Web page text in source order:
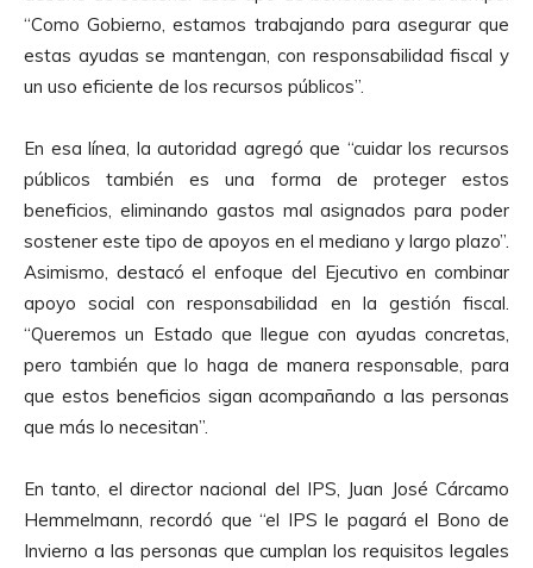
“Como Gobierno, estamos trabajando para asegurar que
estas ayudas se mantengan, con responsabilidad fiscal y
un uso eficiente de los recursos públicos”.
En esa línea, la autoridad agregó que “cuidar los recursos
públicos también es una forma de proteger estos
beneficios, eliminando gastos mal asignados para poder
sostener este tipo de apoyos en el mediano y largo plazo”.
Asimismo, destacó el enfoque del Ejecutivo en combinar
apoyo social con responsabilidad en la gestión fiscal.
“Queremos un Estado que llegue con ayudas concretas,
pero también que lo haga de manera responsable, para
que estos beneficios sigan acompañando a las personas
que más lo necesitan”.
En tanto, el director nacional del IPS, Juan José Cárcamo
Hemmelmann, recordó que “el IPS le pagará el Bono de
Invierno a las personas que cumplan los requisitos legales